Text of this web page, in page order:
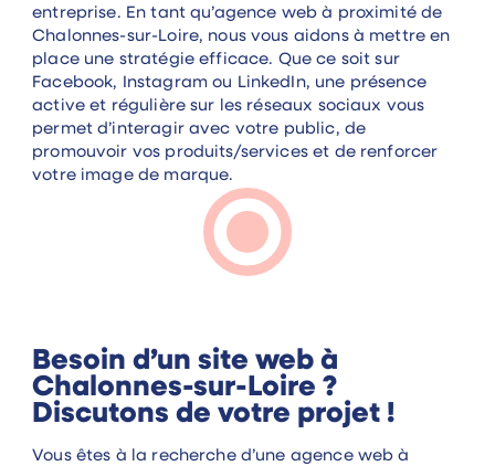
entreprise. En tant qu’agence web à proximité de
Chalonnes-sur-Loire, nous vous aidons à mettre en
place une stratégie efficace. Que ce soit sur
Facebook, Instagram ou LinkedIn, une présence
active et régulière sur les réseaux sociaux vous
permet d’interagir avec votre public, de
promouvoir vos produits/services et de renforcer
votre image de marque.
Besoin d’un site web à
Chalonnes-sur-Loire ?
Discutons de votre projet !
Vous êtes à la recherche d’une agence web à